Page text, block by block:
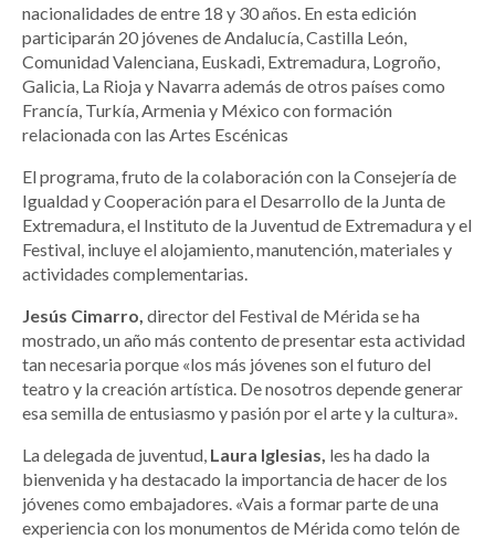
nacionalidades de entre 18 y 30 años. En esta edición
participarán 20 jóvenes de Andalucía, Castilla León,
Comunidad Valenciana, Euskadi, Extremadura, Logroño,
Galicia, La Rioja y Navarra además de otros países como
Francía, Turkía, Armenia y México con formación
relacionada con las Artes Escénicas
El programa, fruto de la colaboración con la Consejería de
Igualdad y Cooperación para el Desarrollo de la Junta de
Extremadura, el Instituto de la Juventud de Extremadura y el
Festival, incluye el alojamiento, manutención, materiales y
actividades complementarias.
Jesús Cimarro, director del Festival de Mérida se ha
mostrado, un año más contento de presentar esta actividad
tan necesaria porque «los más jóvenes son el futuro del
teatro y la creación artística. De nosotros depende generar
esa semilla de entusiasmo y pasión por el arte y la cultura».
La delegada de juventud, Laura Iglesias, les ha dado la
bienvenida y ha destacado la importancia de hacer de los
jóvenes como embajadores. «Vais a formar parte de una
experiencia con los monumentos de Mérida como telón de